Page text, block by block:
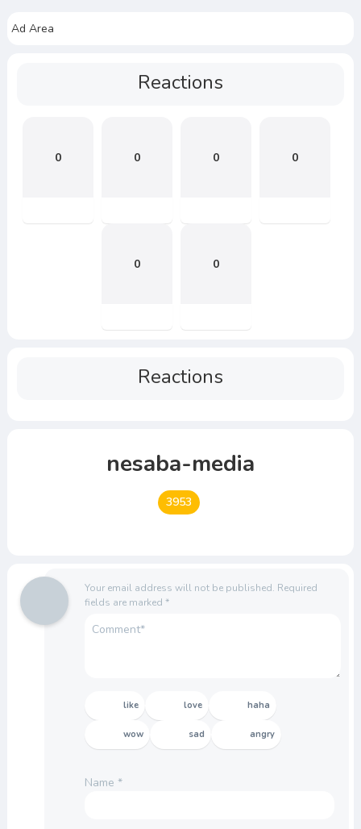
Ad Area
Reactions
0 0 0 0
0 0
Reactions
nesaba-media
3953
Your email address will not be published. Required
fields are marked *
like love haha
wow sad angry
Name *